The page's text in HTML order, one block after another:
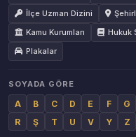
İlçe Uzman Dizini
Kamu Kurumları
Hukuk
Plakalar
SOYADA GÖRE
A B C D E F G
R
Ş T U V Y Z